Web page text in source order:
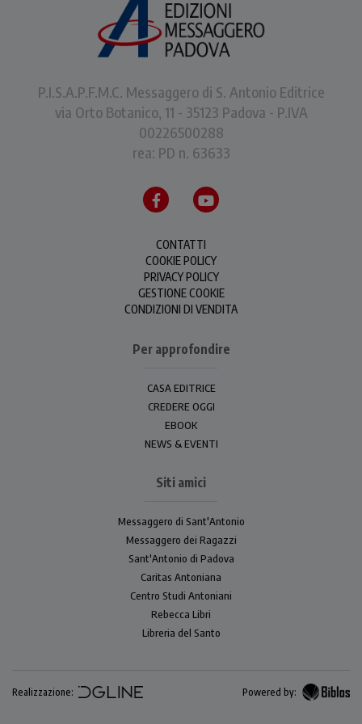
P.I.S.A.P.F.M.C. Messaggero di S. Antonio Editrice
via Orto Botanico, 11 - 35123 Padova - P.IVA
00226500288
rea: PD n. 63633
CONTATTI
COOKIE POLICY
PRIVACY POLICY
GESTIONE COOKIE
CONDIZIONI DI VENDITA
Per approfondire
CASA EDITRICE
CREDERE OGGI
EBOOK
NEWS & EVENTI
Siti amici
Messaggero di Sant'Antonio
Messaggero dei Ragazzi
Sant'Antonio di Padova
Caritas Antoniana
Centro Studi Antoniani
Rebecca Libri
Libreria del Santo
Realizzazione: Powered by: